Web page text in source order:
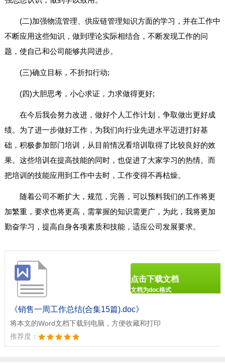
(二)加强物流管理、供应链管理知识方面的学习，并在工作中
不断应用这些知识，做到理论实际相结合，不断发现工作的问
题，使自己和公司能够共同进步。
(三)确立目标，不折扣行动;
(四)大胆思考，小心求证，力求做得更好;
在今后我会努力改进，做好个人工作计划，争取做出更好成
绩。为了进一步做好工作，为我们向行业先进水平迈进打好基
础，积极参加部门培训，从目前情况看培训取得了比较良好的效
果。这些培训在提高技能的同时，也促进了大家学习的热情。而
把培训的技能应用到工作中去时，工作变得不再枯燥。
随着公司不断扩大，规范，完善，可以预料我们的工作将更
加繁重，要求也将更高，需掌握的知识需更广，为此，我将更加
勤奋学习，提高自身各项素质和技能，适应公司发展要求。
《销售一周工作总结(合集15篇).doc》
将本文的Word文档下载到电脑，方便收藏和打印
推荐度：
点击下载文档
文档为doc格式